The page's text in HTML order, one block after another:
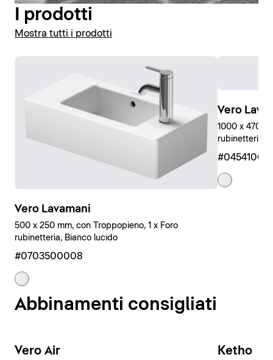
lavabi e le bacinelle Duravit Vero sono abbinabili a
diverse serie di mobili Duravit. Inoltre, i lavabi da
incasso possono essere installati su piani di qualsiasi
Visualizza i lavabi
Visualizza le bacinelle
I prodotti
Mostra tutti i prodotti
Vero Lavamani
500 x 250 mm, con Troppopieno, 1 x Foro
rubinetteria, Bianco lucido
#0703500008
Vero
1000 x 470
rubinetteria,
Abbinamenti consigliati
Vero Air Ketho